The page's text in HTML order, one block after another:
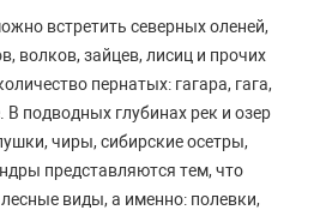
встретить северных оленей,
волков, зайцев, лисиц и прочих
пернатых: гагара, гага,
В подводных глубинах рек и озер
чиры, сибирские осетры,
представляются тем, что
виды, а именно: полевки,